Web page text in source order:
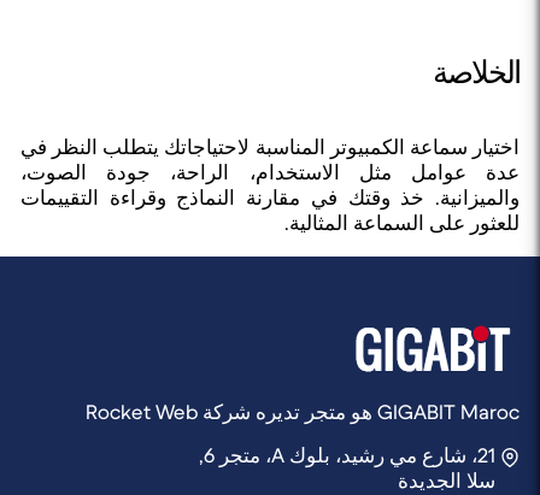
الخلاصة
اختيار سماعة الكمبيوتر المناسبة لاحتياجاتك يتطلب النظر في
عدة عوامل مثل الاستخدام، الراحة، جودة الصوت،
والميزانية. خذ وقتك في مقارنة النماذج وقراءة التقييمات
للعثور على السماعة المثالية.
GIGABIT Maroc هو متجر تديره شركة Rocket Web
21، شارع مي رشيد، بلوك A، متجر 6,
سلا الجديدة